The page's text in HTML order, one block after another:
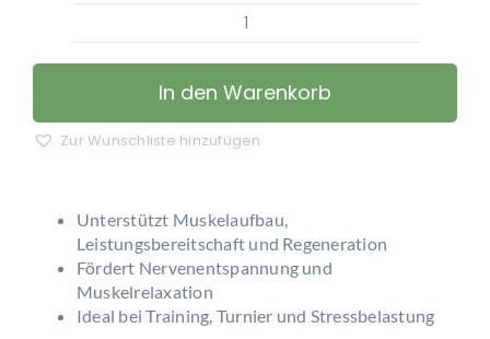
EQUIPERGATO
-
TRIMYO
Menge
In den Warenkorb
Zur Wunschliste hinzufügen
Unterstützt Muskelaufbau,
Leistungsbereitschaft und Regeneration
Fördert Nervenentspannung und
Muskelrelaxation
Ideal bei Training, Turnier und Stressbelastung